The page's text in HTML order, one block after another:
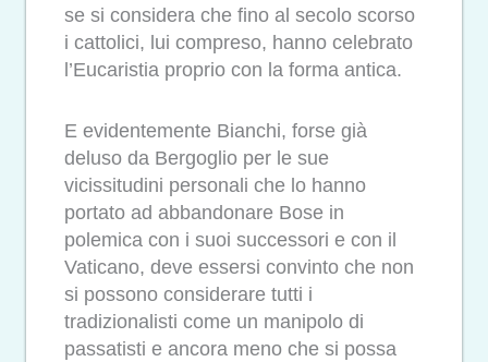
se si considera che fino al secolo scorso
i cattolici, lui compreso, hanno celebrato
l’Eucaristia proprio con la forma antica.
E evidentemente Bianchi, forse già
deluso da Bergoglio per le sue
vicissitudini personali che lo hanno
portato ad abbandonare Bose in
polemica con i suoi successori e con il
Vaticano, deve essersi convinto che non
si possono considerare tutti i
tradizionalisti come un manipolo di
passatisti e ancora meno che si possa